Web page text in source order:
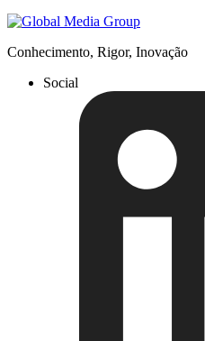
Conhecimento, Rigor, Inovação
Social